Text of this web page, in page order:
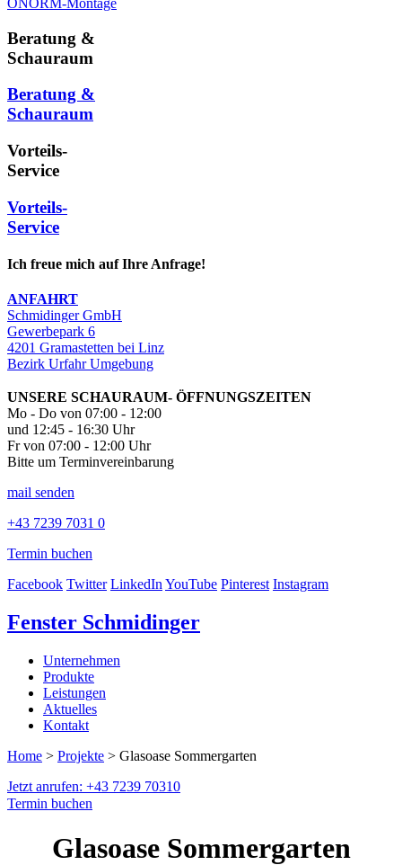
Beratung &
Schauraum
Beratung &
Schauraum
Vorteils-
Service
Vorteils-
Service
Ich freue mich auf Ihre Anfrage!
ANFAHRT
Schmidinger GmbH
Gewerbepark 6
4201 Gramastetten bei Linz
Bezirk Urfahr Umgebung
UNSERE SCHAURAUM- ÖFFNUNGSZEITEN
Mo - Do von 07:00 - 12:00
und 12:45 - 16:30 Uhr
Fr von 07:00 - 12:00 Uhr
Bitte um Terminvereinbarung
mail senden
+43 7239 7031 0
Termin buchen
Facebook Twitter LinkedInYouTube Pinterest Instagram
Fenster Schmidinger
Unternehmen
Produkte
Leistungen
Aktuelles
Kontakt
Home > Projekte > Glasoase Sommergarten
Jetzt anrufen: +43 7239 70310
Termin buchen
Glasoase Sommergarten